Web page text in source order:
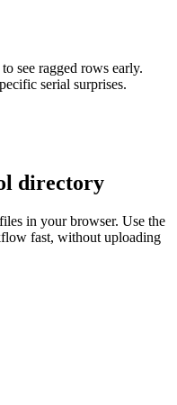
see ragged rows early.
serial surprises.
directory
in your browser. Use the
fast, without uploading